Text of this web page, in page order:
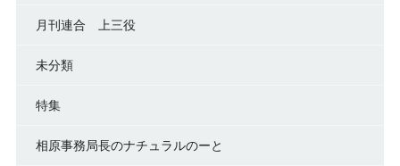
月刊連合 上三役
未分類
特集
相原事務局長のナチュラルのーと